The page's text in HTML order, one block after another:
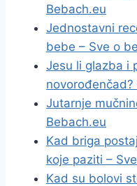
Bebach.eu
Jednostavni
bebe – Sve o
Jesu li glazba i
novorođenčad?
Jutarnje
Bebach.eu
Kad briga
koje paziti –
Kad su bolovi